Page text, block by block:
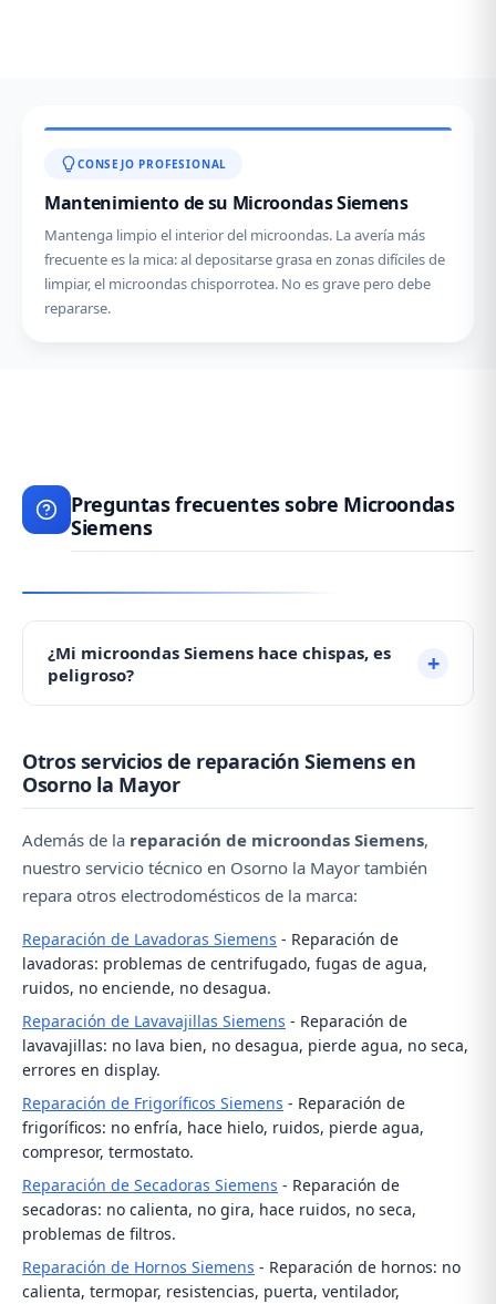
CONSEJO PROFESIONAL
Mantenimiento de su Microondas Siemens
Mantenga limpio el interior del microondas. La avería más
frecuente es la mica: al depositarse grasa en zonas difíciles de
limpiar, el microondas chisporrotea. No es grave pero debe
repararse.
Preguntas frecuentes sobre Microondas
Siemens
¿Mi microondas Siemens hace chispas, es
peligroso?
deteriorada debido a acumulación de grasa. No es
grave pero debe repararse. No lo use hasta que un
692 637.
Otros servicios de reparación Siemens en
Osorno la Mayor
Además de la reparación de microondas Siemens,
nuestro servicio técnico en Osorno la Mayor también
repara otros electrodomésticos de la marca:
Reparación de Lavadoras Siemens - Reparación de
lavadoras: problemas de centrifugado, fugas de agua,
ruidos, no enciende, no desagua.
Reparación de Lavavajillas Siemens - Reparación de
lavavajillas: no lava bien, no desagua, pierde agua, no seca,
errores en display.
Reparación de Frigoríficos Siemens - Reparación de
frigoríficos: no enfría, hace hielo, ruidos, pierde agua,
compresor, termostato.
Reparación de Secadoras Siemens - Reparación de
secadoras: no calienta, no gira, hace ruidos, no seca,
problemas de filtros.
Reparación de Hornos Siemens - Reparación de hornos: no
calienta, termopar, resistencias, puerta, ventilador,